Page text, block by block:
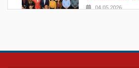
04.05.2026
Confira como